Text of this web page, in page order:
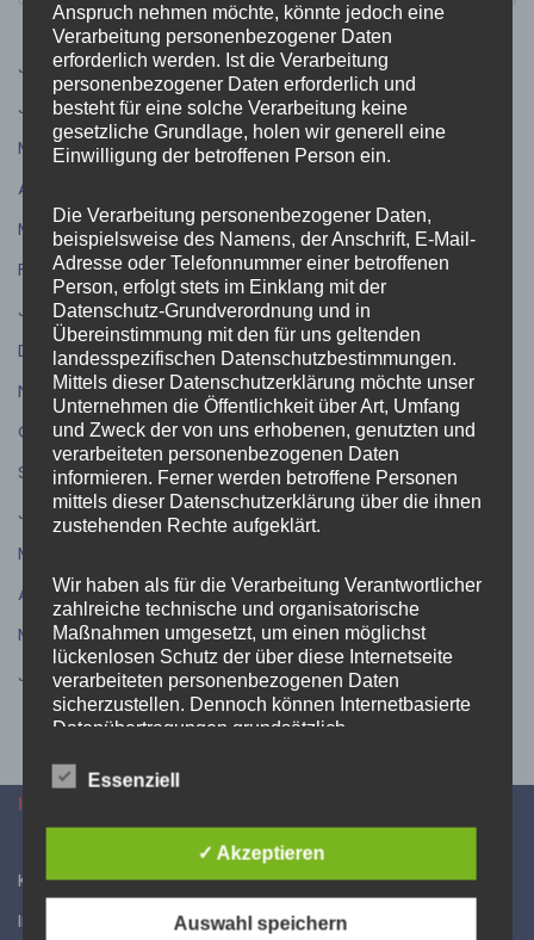
Juli 2026(9)
Juni 2026(5)
Mai 2026(4)
April 2026
März 2026(3)
Februar 2026(4)
Januar 2026(1)
Dezember 2025(5)
November 2025(11)
Oktober 2025(6)
September 2025(7)
Juli 2025(6)
Mai 2025
April 2025(8)
März 2025(7)
Januar 2025(2)
INFORMATIONEN
Kontakt
Impressum
Anspruch nehmen möchte, könnte jedoch eine
Verarbeitung personenbezogener Daten
erforderlich werden. Ist die Verarbeitung
personenbezogener Daten erforderlich und
besteht für eine solche Verarbeitung keine
gesetzliche Grundlage, holen wir generell eine
Einwilligung der betroffenen Person ein.
Die Verarbeitung personenbezogener Daten,
beispielsweise des Namens, der Anschrift, E-Mail-
Adresse oder Telefonnummer einer betroffenen
Person, erfolgt stets im Einklang mit der
Datenschutz-Grundverordnung und in
Übereinstimmung mit den für uns geltenden
landesspezifischen Datenschutzbestimmungen.
Mittels dieser Datenschutzerklärung möchte unser
Unternehmen die Öffentlichkeit über Art, Umfang
und Zweck der von uns erhobenen, genutzten und
verarbeiteten personenbezogenen Daten
informieren. Ferner werden betroffene Personen
mittels dieser Datenschutzerklärung über die ihnen
zustehenden Rechte aufgeklärt.
Wir haben als für die Verarbeitung Verantwortlicher
zahlreiche technische und organisatorische
Maßnahmen umgesetzt, um einen möglichst
lückenlosen Schutz der über diese Internetseite
verarbeiteten personenbezogenen Daten
sicherzustellen. Dennoch können Internetbasierte
Datenübertragungen grundsätzlich
Schutz nicht gewährleistet werden kann. Aus
frei, personenbezogene Daten auch auf
alternativen Wegen, beispielsweise telefonisch, an
Begriffsbestimmungen
Essenziell
✓ Akzeptieren
Auswahl speichern